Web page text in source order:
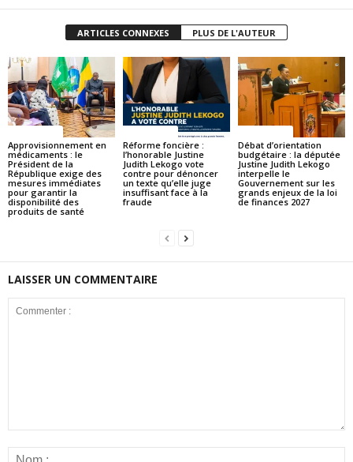
ARTICLES CONNEXES PLUS DE L'AUTEUR
Approvisionnement en
médicaments : le
Président de la
République exige des
mesures immédiates
pour garantir la
disponibilité des
produits de santé
Réforme foncière :
l’honorable Justine
Judith Lekogo vote
contre pour dénoncer
un texte qu’elle juge
insuffisant face à la
fraude
Débat d’orientation
budgétaire : la députée
Justine Judith Lekogo
interpelle le
Gouvernement sur les
grands enjeux de la loi
de finances 2027
LAISSER UN COMMENTAIRE